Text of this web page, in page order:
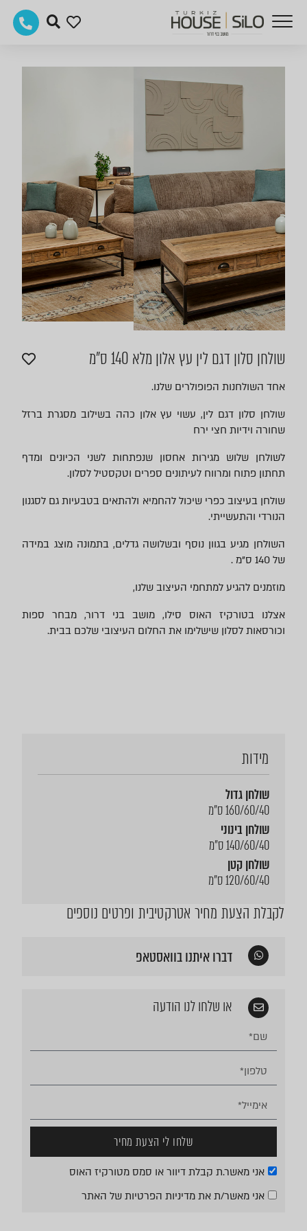
שולחן סלון דגם לין עץ אלון מלא 140 ס"מ
אחד השולחנות הפופולרים שלנו.
שולחן סלון דגם לין, עשוי עץ אלון כהה בשילוב מסגרת ברזל
שחורה וידיות חצי ירח
לשולחן שלוש מגירות אחסון שנפתחות לשני הכיונים ומדף
תחתון פתוח ומרווח לעיתונים ספרים וטקסטיל לסלון.
שולחן בעיצוב כפרי שיכול להחמיא ולהתאים בטבעיות גם לסגנון
הנורדי והתעשייתי.
השולחן מגיע בגוון נוסף ובשלושה גדלים, בתמונה מוצג במידה
של 140 ס"מ .
מוזמנים להגיע למתחמי העיצוב שלנו,
אצלנו בטורקיז האוס סילו, מושב בני דרור, מבחר ספות
וכורסאות לסלון שישלימו את החלום העיצובי שלכם בבית.
מידות
שולחן גדול
160/60/40 ס"מ
שולחן בינוני
140/60/40 ס"מ
שולחן קטן
120/60/40 ס"מ
לקבלת הצעת מחיר אטרקטיבית ופרטים נוספים
דברו איתנו בוואסטאפ
או שלחו לנו הודעה
אני מאשר.ת קבלת דיוור או סמס מטורקיז האוס
אני מאשר/ת את מדיניות הפרטיותשל האתר
שלחו לי הצעת מחיר